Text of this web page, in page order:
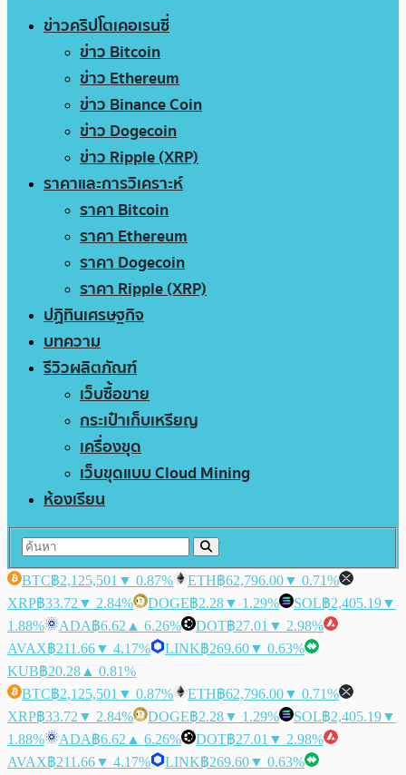
ข่าวคริปโตเคอเรนซี่
ข่าว Bitcoin
ข่าว Ethereum
ข่าว Binance Coin
ข่าว Dogecoin
ข่าว Ripple (XRP)
ราคาและการวิเคราะห์
ราคา Bitcoin
ราคา Ethereum
ราคา Dogecoin
ราคา Ripple (XRP)
ปฏิทินเศรษฐกิจ
บทความ
รีวิวผลิตภัณฑ์
เว็บซื้อขาย
กระเป๋าเก็บเหรียญ
เครื่องขุด
เว็บขุดแบบ Cloud Mining
ห้องเรียน
BTC฿2,125,501 ▼ 0.87% ETH฿62,796.00▼ 0.71%
XRP฿33.72 ▼ 2.84% DOGE฿2.28▼ 1.29% SOL฿2,405.19▼
1.88%
ADA฿6.62 ▲ 6.26% DOT฿27.01 ▼ 2.98%
AVAX฿211.66▼ 4.17% LINK฿269.60▼ 0.63%
KUB฿20.28 ▲ 0.81%
BTC฿2,125,501 ▼ 0.87% ETH฿62,796.00▼ 0.71%
XRP฿33.72 ▼ 2.84% DOGE฿2.28▼ 1.29% SOL฿2,405.19▼
1.88%
ADA฿6.62 ▲ 6.26% DOT฿27.01 ▼ 2.98%
AVAX฿211.66▼ 4.17% LINK฿269.60▼ 0.63%